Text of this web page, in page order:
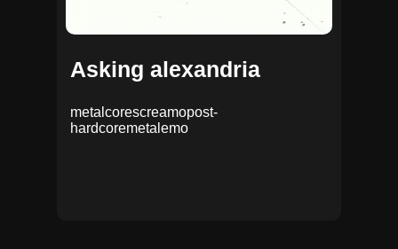
Asking alexandria
metalcorescreamopost-
hardcoremetal emo